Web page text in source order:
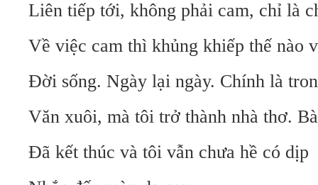
Liên tiếp tới, không phải cam, chỉ là
Về việc cam thì khủng khiếp thế nào
Đời sống. Ngày lại ngày. Chính là
Văn xuôi, mà tôi trở thành nhà thơ.
Đã kết thúc và tôi vẫn chưa hề có dịp